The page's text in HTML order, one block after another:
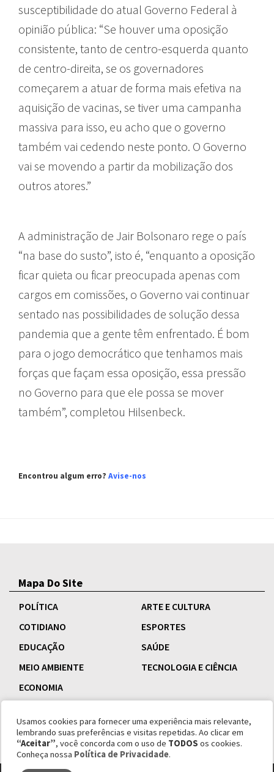
susceptibilidade do atual Governo Federal à
opinião pública: “Se houver uma oposição
consistente, tanto de centro-esquerda quanto
de centro-direita, se os governadores
começarem a atuar de forma mais efetiva na
aquisição de vacinas, se tiver uma campanha
massiva para isso, eu acho que o governo
também vai cedendo neste ponto. O Governo
vai se movendo a partir da mobilização dos
outros atores.”
A administração de Jair Bolsonaro rege o país
“na base do susto”, isto é, “enquanto a oposição
ficar quieta ou ficar preocupada apenas com
cargos em comissões, o Governo vai continuar
sentado nas possibilidades de solução dessa
pandemia que a gente têm enfrentado. É bom
para o jogo democrático que tenhamos mais
forças que façam essa oposição, essa pressão
no Governo para que ele possa se mover
também”, completou Hilsenbeck.
Encontrou algum erro? Avise-nos
Mapa Do Site
POLÍTICA
ARTE E CULTURA
COTIDIANO
ESPORTES
EDUCAÇÃO
SAÚDE
MEIO AMBIENTE
TECNOLOGIA E CIÊNCIA
ECONOMIA
Usamos cookies para fornecer uma experiência mais relevante,
lembrando suas preferências e visitas repetidas. Ao clicar em
“Aceitar”, você concorda com o uso de TODOS os cookies.
Conheça nossa Política de Privacidade.